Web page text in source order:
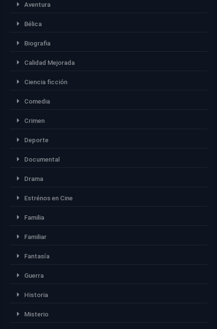
Aventura
Bélica
Biografia
Calidad Mejorada
Ciencia ficción
Comedia
Crimen
Deporte
Documental
Drama
Estrénos en Cine
Familia
Familiar
Fantasía
Guerra
Historia
Misterio